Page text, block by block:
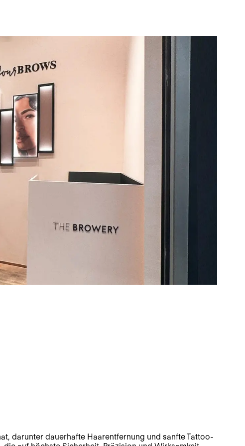
darunter dauerhafte Haarentfernung und sanfte Tattoo-